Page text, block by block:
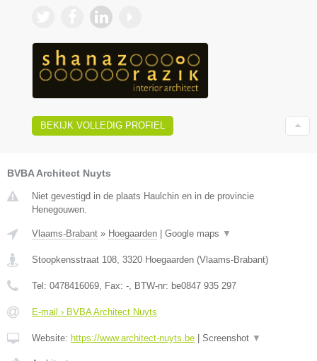
BEKIJK VOLLEDIG PROFIEL
BVBA Architect Nuyts
Niet gevestigd in de plaats Haulchin en in de provincie
Henegouwen.
Vlaams-Brabant » Hoegaarden Google maps ▼
Stoopkensstraat 108, 3320 Hoegaarden (Vlaams-Brabant)
Tel: 0478416069, Fax: -, BTW-nr: be0847 935 297
E-mail › BVBA Architect Nuyts
Website: https://www.architect-nuyts.be Screenshot ▼